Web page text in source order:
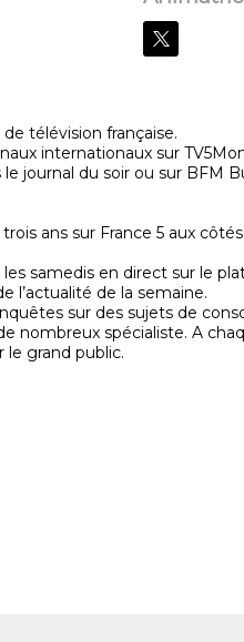
télévision française.
internationaux sur
journal du soir ou sur BFM
ans sur France 5 aux
samedis en direct sur le
l’actualité de la semaine.
sur des sujets de
nombreux spécialiste. A
le grand public.